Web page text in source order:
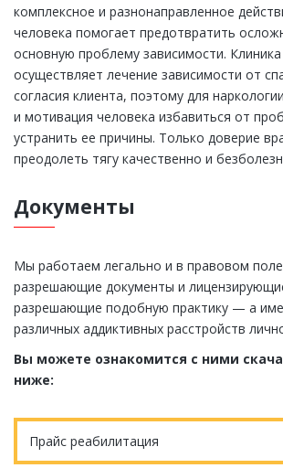
комплексное и разнонаправленное
человека помогает предотвратить
основную проблему зависимости.
осуществляет лечение зависимости от
согласия клиента, поэтому для
и мотивация человека избавиться от
устранить ее причины. Только доверие
преодолеть тягу качественно и
Документы
Мы работаем легально и в правовом поле
разрешающие документы и
разрешающие подобную практику — а
различных аддиктивных расстройств
Вы можете ознакомится с ними
ниже:
Прайс реабилитация